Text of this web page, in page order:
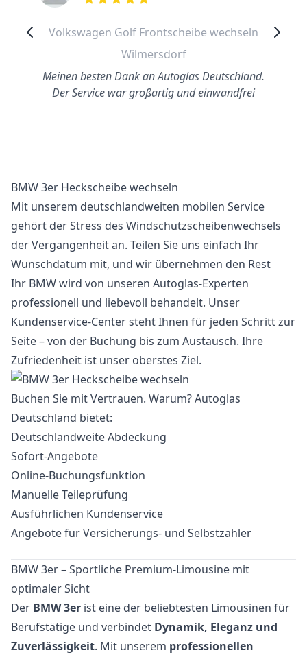
out of 5 stars
Volkswagen Golf Frontscheibe wechseln
Wilmersdorf
Meinen besten Dank an Autoglas Deutschland.
Der Service war großartig und einwandfrei
BMW 3er Heckscheibe wechseln
Mit unserem deutschlandweiten mobilen Service
gehört der Stress des Windschutzscheibenwechsels
der Vergangenheit an. Teilen Sie uns einfach Ihr
Wunschdatum mit, und wir übernehmen den Rest
Ihr BMW wird von unseren Autoglas-Experten
professionell und liebevoll behandelt. Unser
Kundenservice-Center steht Ihnen für jeden Schritt zur
Seite – von der Buchung bis zum Austausch. Ihre
Zufriedenheit ist unser oberstes Ziel.
Buchen Sie mit Vertrauen. Warum? Autoglas
Deutschland bietet:
Deutschlandweite Abdeckung
Sofort-Angebote
Online-Buchungsfunktion
Manuelle Teileprüfung
Ausführlichen Kundenservice
Angebote für Versicherungs- und Selbstzahler
BMW 3er – Sportliche Premium-Limousine mit
optimaler Sicht
Der BMW 3er ist eine der beliebtesten Limousinen für
Berufstätige und verbindet Dynamik, Eleganz und
Zuverlässigkeit. Mit unserem professionellen